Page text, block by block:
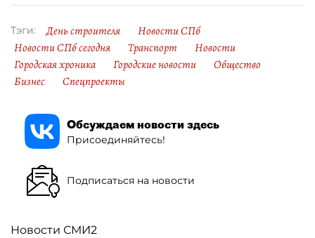
Тэги: День строителя
Новости СПб
Новости СПб сегодня
Транспорт
Новости
Городская хроника
Городские новости
Общество
Бизнес
Спецпроекты
Обсуждаем новости здесь
Присоединяйтесь!
Подписаться на новости
Новости СМИ2